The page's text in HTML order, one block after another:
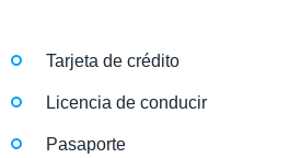
Tarjeta de crédito
Licencia de conducir
Pasaporte